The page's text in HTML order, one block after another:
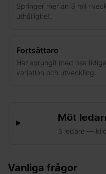
Springer mer än 3 mil i
uthållighet.
Fortsättare
Har sprungit med oss
variation och utveckling.
Möt
3 ledare —
Vanliga frågor